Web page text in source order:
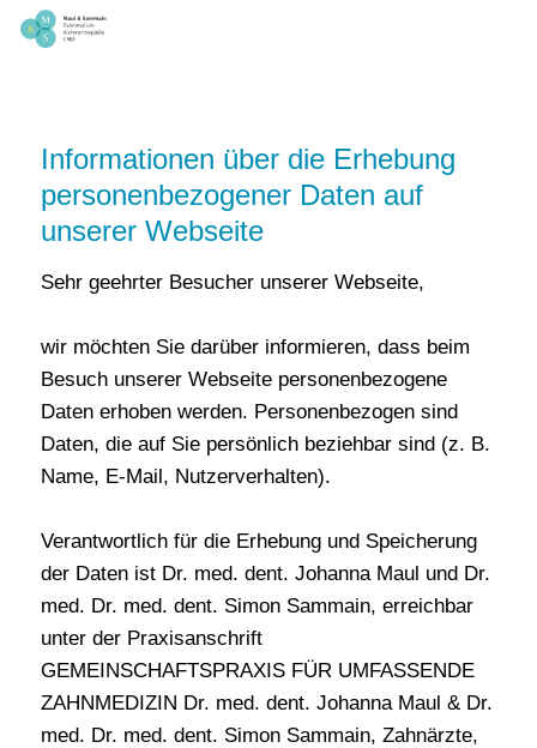
Informationen über die Erhebung
personenbezogener Daten auf
unserer Webseite
Sehr geehrter Besucher unserer Webseite,
wir möchten Sie darüber informieren, dass beim
Besuch unserer Webseite personenbezogene
Daten erhoben werden. Personenbezogen sind
Daten, die auf Sie persönlich beziehbar sind (z. B.
Name, E-Mail, Nutzerverhalten).
Verantwortlich für die Erhebung und Speicherung
der Daten ist Dr. med. dent. Johanna Maul und Dr.
med. Dr. med. dent. Simon Sammain, erreichbar
unter der Praxisanschrift
GEMEINSCHAFTSPRAXIS FÜR UMFASSENDE
ZAHNMEDIZIN Dr. med. dent. Johanna Maul & Dr.
med. Dr. med. dent. Simon Sammain, Zahnärzte,